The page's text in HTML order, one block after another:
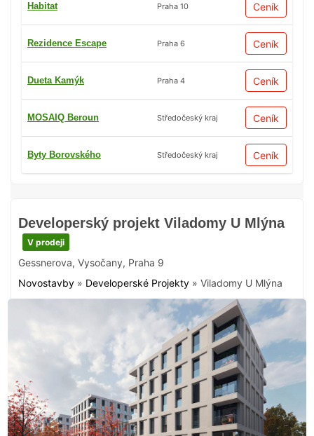
Developerský projekt Viladomy U Mlýna
V prodeji
Gessnerova, Vysočany, Praha 9
Novostavby » Developerské Projekty » Viladomy U Mlýna
Habitat Praha 10 Ceník
Rezidence Escape Praha 6 Ceník
Dueta Kamýk Praha 4 Ceník
MOSAIQ Beroun Středočeský kraj Ceník
Byty Borovského Středočeský kraj Ceník